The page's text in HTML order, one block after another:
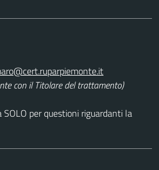
con il Titolare del trattamento)
per questioni riguardanti la